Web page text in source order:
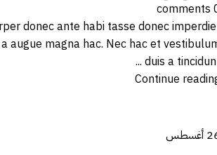
comments
donec ante habi tasse donec
augue magna hac. Nec hac et
duis a tincidunt
Continue
أغسطس